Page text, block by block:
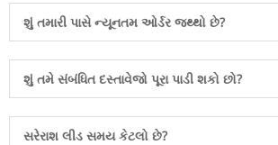
શું તમારી પાસે ન્યૂનતમ ઓર્ડર જથ્થો છે?
શું તમે સંબંધિત દસ્તાવેજો પૂરા પાડી શકો છો?
સરેરાશ લીડ સમય કેટલો છે?